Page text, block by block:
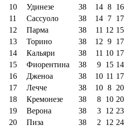
10
Удинезе 38 14 8 16
11
Сассуоло 38 14 7 17
12
Парма 38 11 12 15
13
Торино 38 12 9 17
14
Кальяри 38 11 10 17
15
Фиорентина 38 9 15 14
16
Дженоа 38 10 11 17
17
Лечче 38 10 8 20
18
Кремонезе 38 8 10 20
19
Верона 38 3 12 23
20
Пиза 38 2 12 24